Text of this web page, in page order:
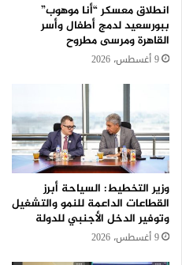
انطلاق معسكر “أنا موهوب”
ببورسعيد لدمج أطفال وأسر
القاهرة ومرسى مطروح
9 أغسطس، 2026
وزير التخطيط: السياحة أبرز
القطاعات الداعمة للنمو والتشغيل
وتوفير الدخل الأجنبي للدولة
9 أغسطس، 2026